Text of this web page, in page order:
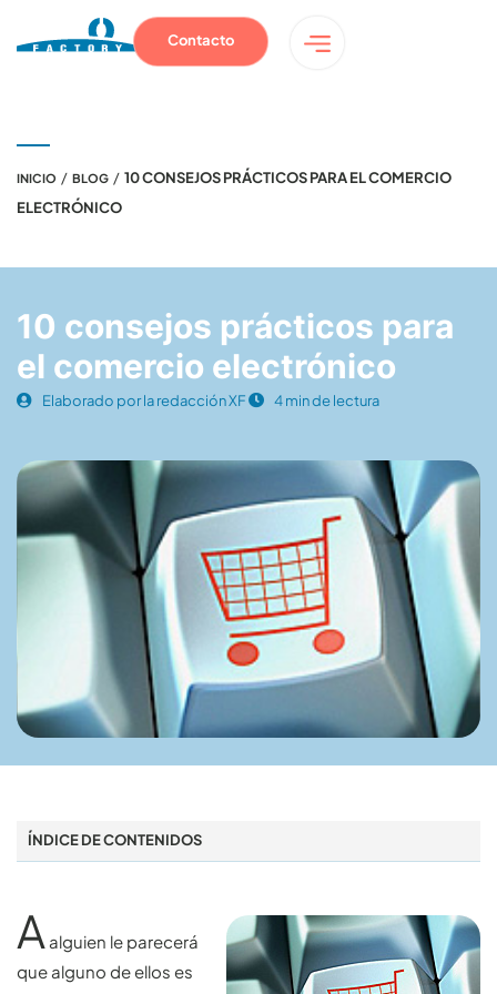
Contacto
INICIO / BLOG / 10 CONSEJOS PRÁCTICOS PARA EL COMERCIO
ELECTRÓNICO
10 consejos prácticos para
el comercio electrónico
Elaborado por la redacción XF 4 min de lectura
ÍNDICE DE CONTENIDOS
A alguien le parecerá
que alguno de ellos es